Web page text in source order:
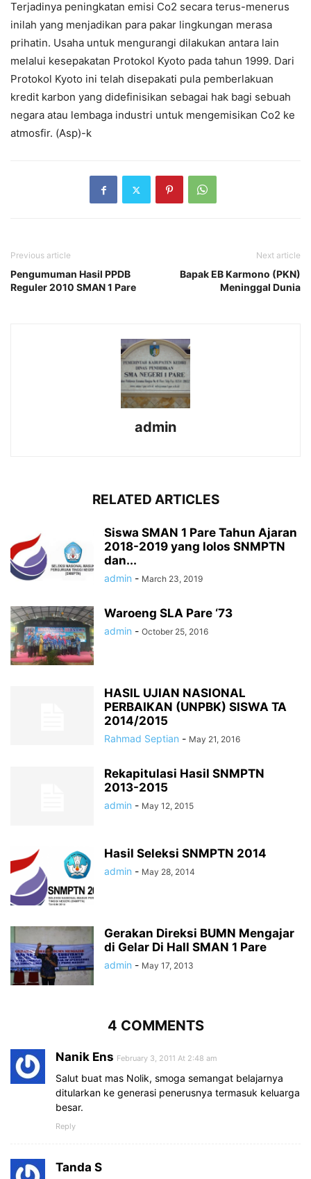
Terjadinya peningkatan emisi Co2 secara terus-menerus
inilah yang menjadikan para pakar lingkungan merasa
prihatin. Usaha untuk mengurangi dilakukan antara lain
melalui kesepakatan Protokol Kyoto pada tahun 1999. Dari
Protokol Kyoto ini telah disepakati pula pemberlakuan
kredit karbon yang didefinisikan sebagai hak bagi sebuah
negara atau lembaga industri untuk mengemisikan Co2 ke
atmosfir. (Asp)-k
Previous article
Pengumuman Hasil PPDB
Reguler 2010 SMAN 1 Pare
Next article
Bapak EB Karmono (PKN)
Meninggal Dunia
admin
RELATED ARTICLES
Siswa SMAN 1 Pare Tahun Ajaran
2018-2019 yang lolos SNMPTN
dan...
admin - March 23, 2019
Waroeng SLA Pare ‘73
admin - October 25, 2016
HASIL UJIAN NASIONAL
PERBAIKAN (UNPBK) SISWA TA
2014/2015
Rahmad Septian - May 21, 2016
Rekapitulasi Hasil SNMPTN
2013-2015
admin - May 12, 2015
Hasil Seleksi SNMPTN 2014
admin - May 28, 2014
Gerakan Direksi BUMN Mengajar
di Gelar Di Hall SMAN 1 Pare
admin - May 17, 2013
4 COMMENTS
Nanik Ens February 3, 2011 At 2:48 am
Salut buat mas Nolik, smoga semangat belajarnya
ditularkan ke generasi penerusnya termasuk keluarga
besar.
Reply
Tanda S